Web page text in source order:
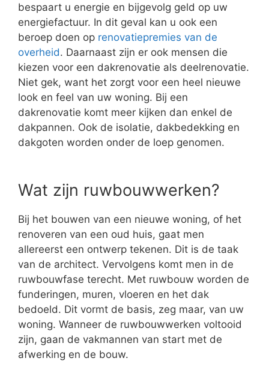
bespaart u energie en bijgevolg geld op uw
energiefactuur. In dit geval kan u ook een
beroep doen op renovatiepremies van de
overheid. Daarnaast zijn er ook mensen die
kiezen voor een dakrenovatie als deelrenovatie.
Niet gek, want het zorgt voor een heel nieuwe
look en feel van uw woning. Bij een
dakrenovatie komt meer kijken dan enkel de
dakpannen. Ook de isolatie, dakbedekking en
dakgoten worden onder de loep genomen.
Wat zijn ruwbouwwerken?
Bij het bouwen van een nieuwe woning, of het
renoveren van een oud huis, gaat men
allereerst een ontwerp tekenen. Dit is de taak
van de architect. Vervolgens komt men in de
ruwbouwfase terecht. Met ruwbouw worden de
funderingen, muren, vloeren en het dak
bedoeld. Dit vormt de basis, zeg maar, van uw
woning. Wanneer de ruwbouwwerken voltooid
zijn, gaan de vakmannen van start met de
afwerking en de bouw.